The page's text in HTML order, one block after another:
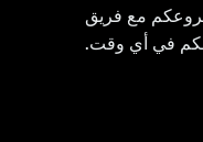
مع فريق
في أي وقت.